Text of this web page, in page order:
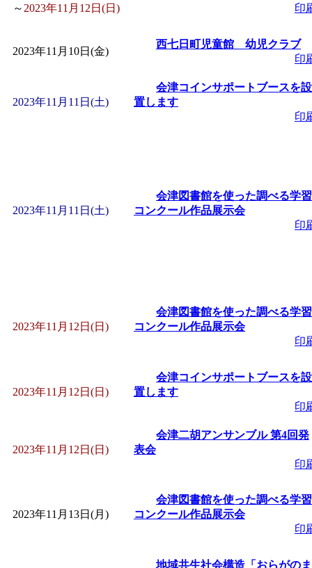
de 健康づくり」
」
「皆鶴姫のこびる塾
～」 受付期間：～
みなづる号乗車体
～ 2023年11月12日(日)
印
2023年11月10日(金)
西七日町児童館 幼児クラブ
印
2023年11月11日(土)
会津コインサポートブースを設
置します
印
2023年11月11日(土)
会津図書館を使った調べる学習
コンクール作品展示会
印
2023年11月12日(日)
会津図書館を使った調べる学習
コンクール作品展示会
印
2023年11月12日(日)
会津コインサポートブースを設
置します
印
2023年11月12日(日)
会津二胡アンサンブル 第4回発
表会
印
2023年11月13日(月)
会津図書館を使った調べる学習
コンクール作品展示会
印
地域共生社会構造「おらがのま